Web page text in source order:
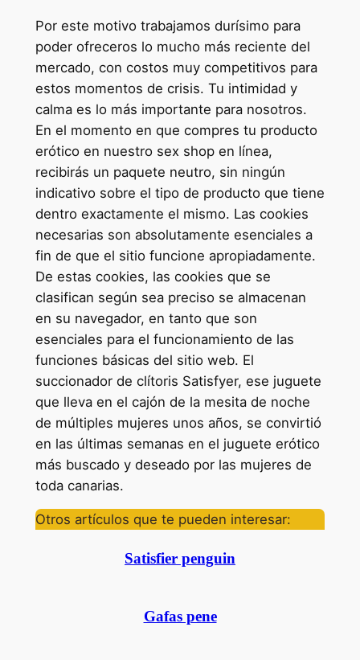
Por este motivo trabajamos durísimo para
poder ofreceros lo mucho más reciente del
mercado, con costos muy competitivos para
estos momentos de crisis. Tu intimidad y
calma es lo más importante para nosotros.
En el momento en que compres tu producto
erótico en nuestro sex shop en línea,
recibirás un paquete neutro, sin ningún
indicativo sobre el tipo de producto que tiene
dentro exactamente el mismo. Las cookies
necesarias son absolutamente esenciales a
fin de que el sitio funcione apropiadamente.
De estas cookies, las cookies que se
clasifican según sea preciso se almacenan
en su navegador, en tanto que son
esenciales para el funcionamiento de las
funciones básicas del sitio web. El
succionador de clítoris Satisfyer, ese juguete
que lleva en el cajón de la mesita de noche
de múltiples mujeres unos años, se convirtió
en las últimas semanas en el juguete erótico
más buscado y deseado por las mujeres de
toda canarias.
Otros artículos que te pueden interesar:
Satisfier penguin
Gafas pene